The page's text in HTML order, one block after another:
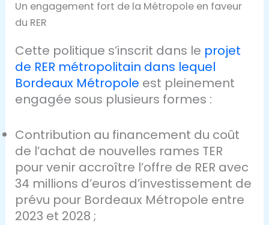
Un engagement fort de la Métropole en faveur
du RER
Cette politique s’inscrit dans le projet
de RER métropolitain dans lequel
Bordeaux Métropole est pleinement
engagée sous plusieurs formes :
Contribution au financement du coût
de l’achat de nouvelles rames TER
pour venir accroître l’offre de RER avec
34 millions d’euros d’investissement de
prévu pour Bordeaux Métropole entre
2023 et 2028 ;